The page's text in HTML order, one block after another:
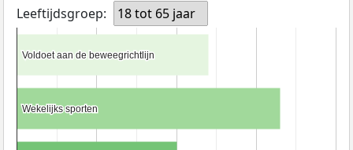
Leeftijdsgroep:
18 tot 65 jaar
Voldoet aan de beweegrichtlijn
Voldoet aan de beweegrichtlijn
Wekelijks sporten
Wekelijks sporten